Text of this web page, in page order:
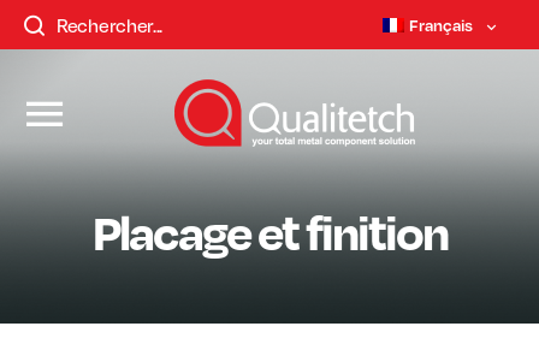
Français
Placage et finition